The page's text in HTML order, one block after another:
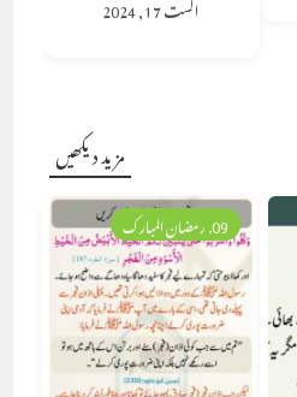
مزید دیکھیں
09. رمضان المبارک